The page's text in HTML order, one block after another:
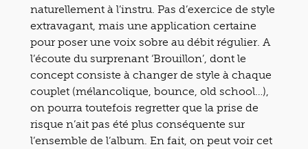
naturellement à l’instru. Pas d’exercice de style
extravagant, mais une application certaine
pour poser une voix sobre au débit régulier. A
l’écoute du surprenant ‘Brouillon’, dont le
concept consiste à changer de style à chaque
couplet (mélancolique, bounce, old school…),
on pourra toutefois regretter que la prise de
risque n’ait pas été plus conséquente sur
l’ensemble de l’album. En fait, on peut voir cet